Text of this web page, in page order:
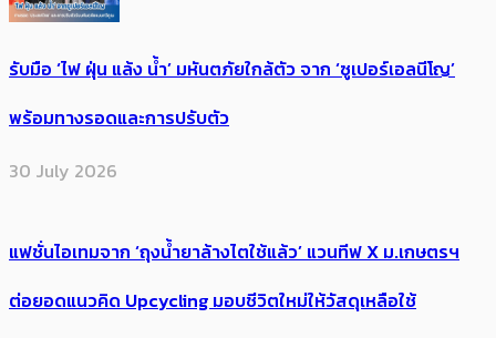
รับมือ ‘ไฟ ฝุ่น แล้ง น้ำ’ มหันตภัยใกล้ตัว จาก ‘ซูเปอร์เอลนีโญ’
พร้อมทางรอดและการปรับตัว
30 July 2026
แฟชั่นไอเทมจาก ‘ถุงน้ำยาล้างไตใช้แล้ว’ แวนทีฟ X ม.เกษตรฯ
ต่อยอดแนวคิด Upcycling มอบชีวิตใหม่ให้วัสดุเหลือใช้